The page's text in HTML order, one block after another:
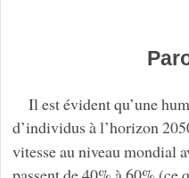
Il est évident qu’une
d’individus à l’horizon
vitesse au niveau mondial